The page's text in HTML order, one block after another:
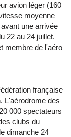
avion léger (160
moyenne
une arrivée
22 au 24 juillet.
membre de l'aéro
française
L'aérodrome des
000 spectateurs
clubs du
dimanche 24